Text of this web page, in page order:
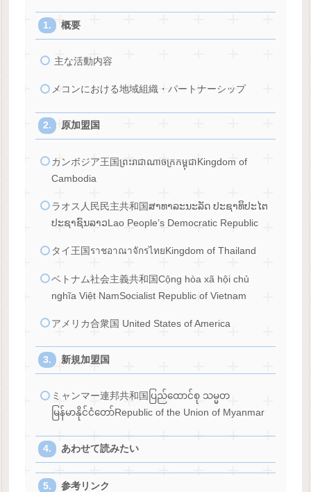
概要
主な活動内容
メコンにおける地域組織・パートナーシップ
原加盟国
カンボジア王国ព្រះរាជាណាចក្រកម្ពុជាKingdom of
Cambodia
ラオス人民民主共和国ສາທາລະນະລັດ ປະຊາທິປະໄຕ
ປະຊາຊົນລາວLao People’s Democratic Republic
タイ王国ราชอาณาจักรไทยKingdom of Thailand
ベトナム社会主義共和国Cộng hòa xã hội chủ
nghĩa Việt NamSocialist Republic of Vietnam
アメリカ合衆国 United States of America
新規加盟国
ミャンマー連邦共和国ပြည်ထောင်စု သမ္မတ
မြန်မာနိုင်ငံတော်Republic of the Union of Myanmar
あわせて読みたい
参考リンク